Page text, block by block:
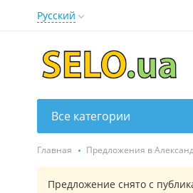
Русский
Все категории
Главная Предложения в
Предложение снято с